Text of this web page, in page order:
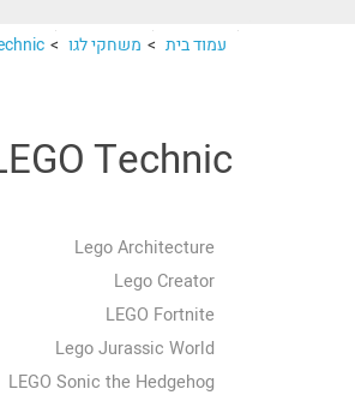
עמוד בית > משחקי לגו >
Technic
Lego Architecture
Lego Creator
LEGO Fortnite
Lego Jurassic World
LEGO Sonic the Hedgehog